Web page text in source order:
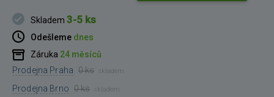
Skladem3-5 ks
Odešleme dnes
Záruka 24 měsíců
Prodejna Praha 0 ks skladem
Prodejna Brno 0 ks skladem